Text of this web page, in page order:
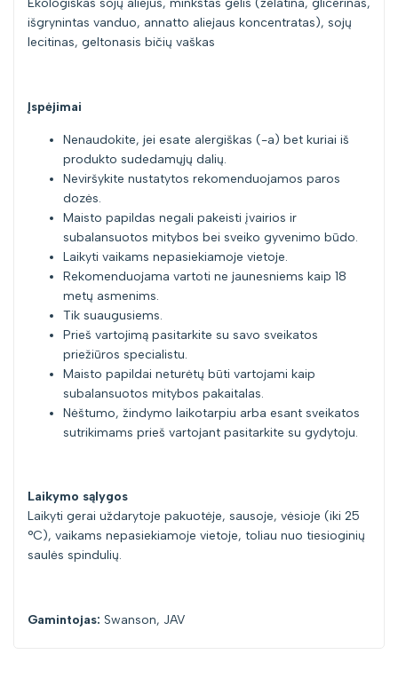
Ekologiškas sojų aliejus, minkštas gelis (želatina, glicerinas,
išgrynintas vanduo, annatto aliejaus koncentratas), sojų
lecitinas, geltonasis bičių vaškas
Įspėjimai
Nenaudokite, jei esate alergiškas (-a) bet kuriai iš
produkto sudedamųjų dalių.
Neviršykite nustatytos rekomenduojamos paros
dozės.
Maisto papildas negali pakeisti įvairios ir
subalansuotos mitybos bei sveiko gyvenimo būdo.
Laikyti vaikams nepasiekiamoje vietoje.
Rekomenduojama vartoti ne jaunesniems kaip 18
metų asmenims.
Tik suaugusiems.
Prieš vartojimą pasitarkite su savo sveikatos
priežiūros specialistu.
Maisto papildai neturėtų būti vartojami kaip
subalansuotos mitybos pakaitalas.
Nėštumo, žindymo laikotarpiu arba esant sveikatos
sutrikimams prieš vartojant pasitarkite su gydytoju.
Laikymo sąlygos
Laikyti gerai uždarytoje pakuotėje, sausoje, vėsioje (iki 25
°C), vaikams nepasiekiamoje vietoje, toliau nuo tiesioginių
saulės spindulių.
Gamintojas: Swanson, JAV